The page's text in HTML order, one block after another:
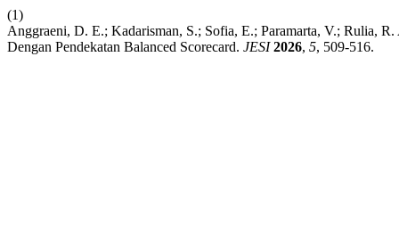
(1)
Anggraeni, D. E.; Kadarisman, S.; Sofia, E.; Paramarta, V.; Rulia,
Dengan Pendekatan Balanced Scorecard. JESI 2026, 5, 509-516.